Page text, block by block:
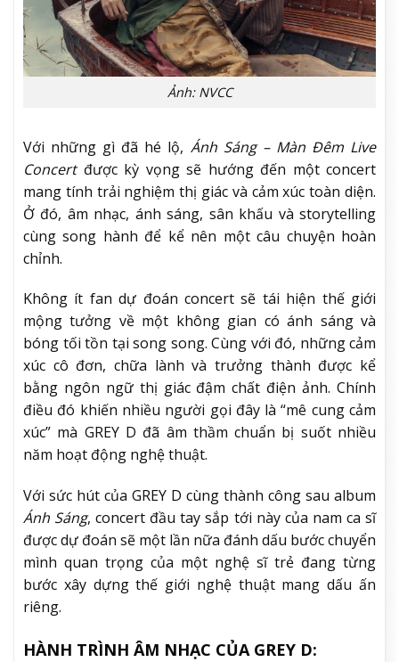
Ảnh: NVCC
Với những gì đã hé lộ, Ánh Sáng – Màn Đêm Live
Concertđược kỳ vọng sẽ hướng đến một concert
mang tính trải nghiệm thị giác và cảm xúc toàn diện.
Ở đó, âm nhạc, ánh sáng, sân khấu và storytelling
cùng song hành để kể nên một câu chuyện hoàn
chỉnh.
Không ít fan dự đoán concert sẽ tái hiện thế giới
mộng tưởng về một không gian có ánh sáng và
bóng tối tồn tại song song. Cùng với đó, những cảm
xúc cô đơn, chữa lành và trưởng thành được kể
bằng ngôn ngữ thị giác đậm chất điện ảnh. Chính
điều đó khiến nhiều người gọi đây là “mê cung cảm
xúc” mà GREY D đã âm thầm chuẩn bị suốt nhiều
năm hoạt động nghệ thuật.
Với sức hút của GREY D cùng thành công sau album
Ánh Sáng, concert đầu tay sắp tới này của nam ca sĩ
được dự đoán sẽ một lần nữa đánh dấu bước chuyển
mình quan trọng của một nghệ sĩ trẻ đang từng
bước xây dựng thế giới nghệ thuật mang dấu ấn
riêng.
HÀNH TRÌNH ÂM NHẠC CỦA GREY D: